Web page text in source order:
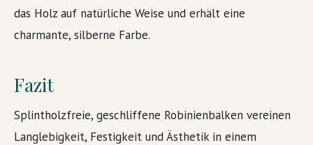
das Holz auf natürliche Weise und erhält eine
charmante, silberne Farbe.
Fazit
Splintholzfreie, geschliffene Robinienbalken vereinen
Langlebigkeit, Festigkeit und Ästhetik in einem